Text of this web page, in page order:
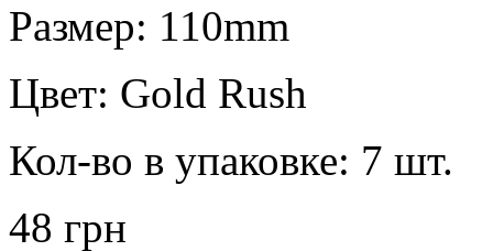
Размер: 110mm
Цвет: Gold Rush
Кол-во в упаковке: 7 шт.
48 грн